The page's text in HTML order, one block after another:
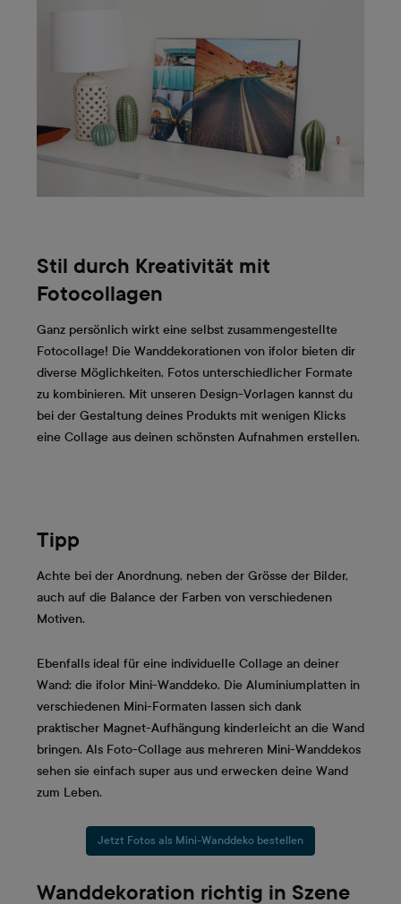
Stil durch Kreativität mit
Fotocollagen
Ganz persönlich wirkt eine selbst zusammengestellte
Fotocollage! Die Wanddekorationen von ifolor bieten dir
diverse Möglichkeiten, Fotos unterschiedlicher Formate
zu kombinieren. Mit unseren Design-Vorlagen kannst du
bei der Gestaltung deines Produkts mit wenigen Klicks
eine Collage aus deinen schönsten Aufnahmen erstellen.
Tipp
Achte bei der Anordnung, neben der Grösse der Bilder,
auch auf die Balance der Farben von verschiedenen
Motiven.
Ebenfalls ideal für eine individuelle Collage an deiner
Wand: die ifolor Mini-Wanddeko. Die Aluminiumplatten in
verschiedenen Mini-Formaten lassen sich dank
praktischer Magnet-Aufhängung kinderleicht an die Wand
bringen. Als Foto-Collage aus mehreren Mini-Wanddekos
sehen sie einfach super aus und erwecken deine Wand
zum Leben.
Jetzt Fotos als Mini-Wanddeko bestellen
Wanddekoration richtig in Szene